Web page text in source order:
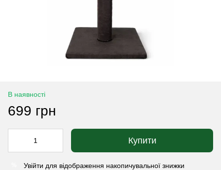
В наявності
699 грн
Купити
Увійти для відображення накопичувальної знижки